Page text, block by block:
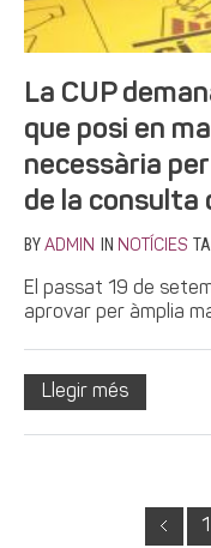
La CUP
que posi en
necessària
de la consulta
BY ADMIN IN NOTÍCIES
El passat 19 de
aprovar per àmplia
Llegir més
1